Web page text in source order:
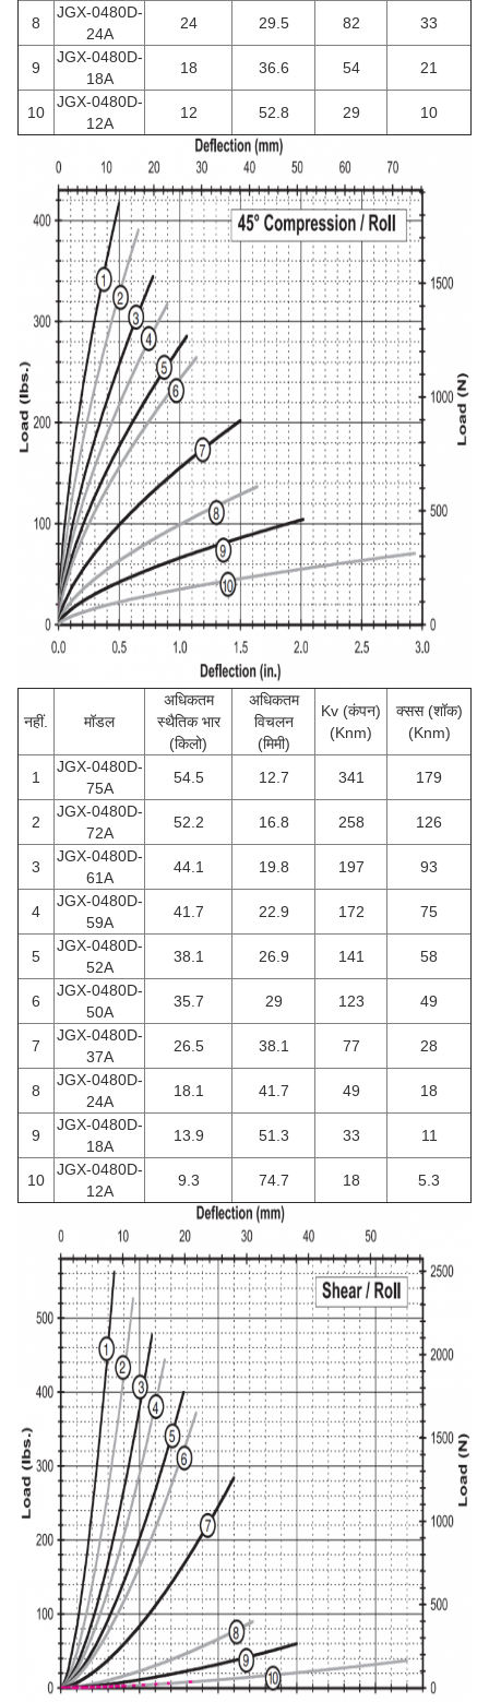
8
JGX-0480D-
24A
24 29.5 82 33
9
JGX-0480D-
18A
18 36.6 54 21
10
JGX-0480D-
12A
12 52.8 29 10
नहीं. मॉडल
अधिकतम
स्थैतिक भार
(किलो)
अधिकतम
विचलन
(मिमी)
Kv (कंपन)
(Knm)
क्सस (शॉक)
(Knm)
1
JGX-0480D-
75A
54.5 12.7 341 179
2
JGX-0480D-
72A
52.2 16.8 258 126
3
JGX-0480D-
61A
44.1 19.8 197 93
4
JGX-0480D-
59A
41.7 22.9 172 75
5
JGX-0480D-
52A
38.1 26.9 141 58
6
JGX-0480D-
50A
35.7 29 123 49
7
JGX-0480D-
37A
26.5 38.1 77 28
8
JGX-0480D-
24A
18.1 41.7 49 18
9
JGX-0480D-
18A
13.9 51.3 33 11
10
JGX-0480D-
12A
9.3 74.7 18 5.3